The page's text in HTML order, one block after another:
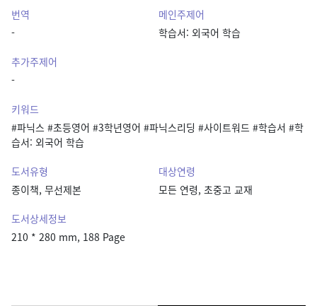
번역
-
메인주제어
학습서: 외국어 학습
추가주제어
-
키워드
#파닉스 #초등영어 #3학년영어 #파닉스리딩 #사이트워드 #학습서 #학
습서: 외국어 학습
도서유형
종이책, 무선제본
대상연령
모든 연령, 초중고 교재
도서상세정보
210 * 280 mm, 188 Page